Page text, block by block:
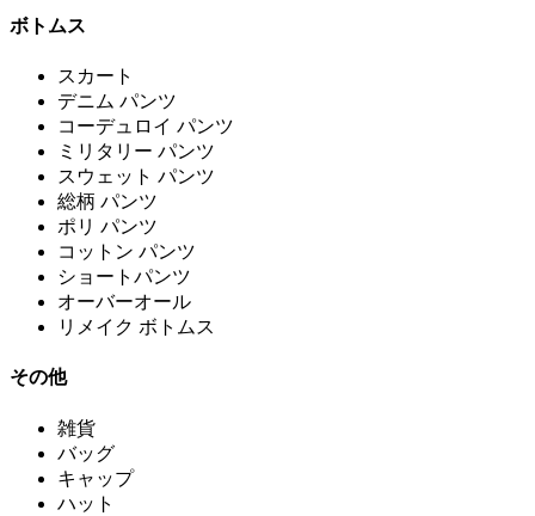
ボトムス
スカート
デニム パンツ
コーデュロイ パンツ
ミリタリー パンツ
スウェット パンツ
総柄 パンツ
ポリ パンツ
コットン パンツ
ショートパンツ
オーバーオール
リメイク ボトムス
その他
雑貨
バッグ
キャップ
ハット